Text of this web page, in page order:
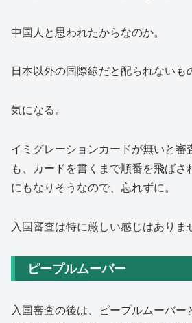
中国人と思われたからなのか。
日本以外の国際線だと配られないも
気になる。
イミグレーションカードが無いと審
も、カードを書くまで順番を飛ばさ
にもなりそうなので、忘れずに。
入国審査は特に厳しい感じはありま
ピープルムーバー
入国審査の後は、ピープルムーバー